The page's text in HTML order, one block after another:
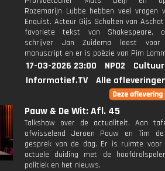
Rozemarijn Lubbe hebben veel vragen
Enquist. Acteur Gijs Scholten van
favoriete tekst van Shakespeare,
schrijver Jan Zuidema leest
manuscript en er is poëzie van Pim
17-03-2026 23:00 NPO2
Informatief.TV
Alle
Pauw & De Wit: Afl. 45
Talkshow over de actualiteit. Aan
afwisselend Jeroen Pauw en Tim
gesprek van de dag. Er is ruimte
actuele duiding met de
politiek en het nieuws.